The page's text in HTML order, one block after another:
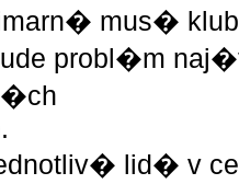
mus�
probl�m
lid� v